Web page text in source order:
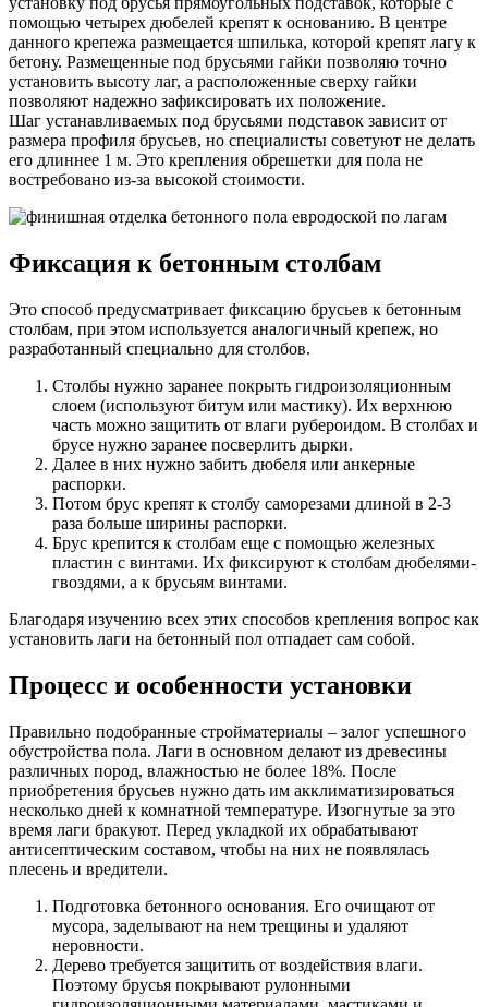
помощью четырех дюбелей крепят к основанию. В центре
данного крепежа размещается шпилька, которой крепят лагу к
бетону. Размещенные под брусьями гайки позволяю точно
установить высоту лаг, а расположенные сверху гайки
позволяют надежно зафиксировать их положение.
Шаг устанавливаемых под брусьями подставок зависит от
размера профиля брусьев, но специалисты советуют не делать
его длиннее 1 м. Это крепления обрешетки для пола не
востребовано из-за высокой стоимости.
Фиксация к бетонным столбам
Это способ предусматривает фиксацию брусьев к бетонным
столбам, при этом используется аналогичный крепеж, но
разработанный специально для столбов.
Столбы нужно заранее покрыть гидроизоляционным
слоем (используют битум или мастику). Их верхнюю
часть можно защитить от влаги рубероидом. В столбах и
брусе нужно заранее посверлить дырки.
Далее в них нужно забить дюбеля или анкерные
распорки.
Потом брус крепят к столбу саморезами длиной в 2-3
раза больше ширины распорки.
Брус крепится к столбам еще с помощью железных
пластин с винтами. Их фиксируют к столбам дюбелями-
гвоздями, а к брусьям винтами.
Благодаря изучению всех этих способов крепления вопрос как
установить лаги на бетонный пол отпадает сам собой.
Процесс и особенности установки
Правильно подобранные стройматериалы – залог успешного
обустройства пола. Лаги в основном делают из древесины
различных пород, влажностью не более 18%. После
приобретения брусьев нужно дать им акклиматизироваться
несколько дней к комнатной температуре. Изогнутые за это
время лаги бракуют. Перед укладкой их обрабатывают
антисептическим составом, чтобы на них не появлялась
плесень и вредители.
Подготовка бетонного основания. Его очищают от
мусора, заделывают на нем трещины и удаляют
неровности.
Дерево требуется защитить от воздействия влаги.
Поэтому брусья покрывают рулонными